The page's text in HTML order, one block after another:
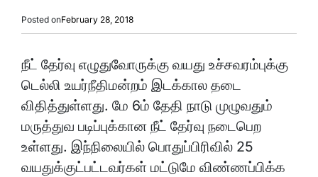
Posted onFebruary 28, 2018
நீட் தேர்வு எழுதுவோருக்கு வயது உச்சவரம்புக்கு
டெல்லி உயர்நீதிமன்றம் இடக்கால தடை
விதித்துள்ளது. மே 6ம் தேதி நாடு முழுவதும்
மருத்துவ படிப்புக்கான நீட் தேர்வு நடைபெற
உள்ளது. இந்நிலையில் பொதுப்பிரிவில் 25
வயதுக்குட்பட்டவர்கள் மட்டுமே விண்ணப்பிக்க